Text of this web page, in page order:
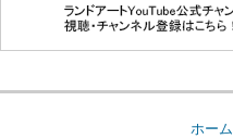
ホーム